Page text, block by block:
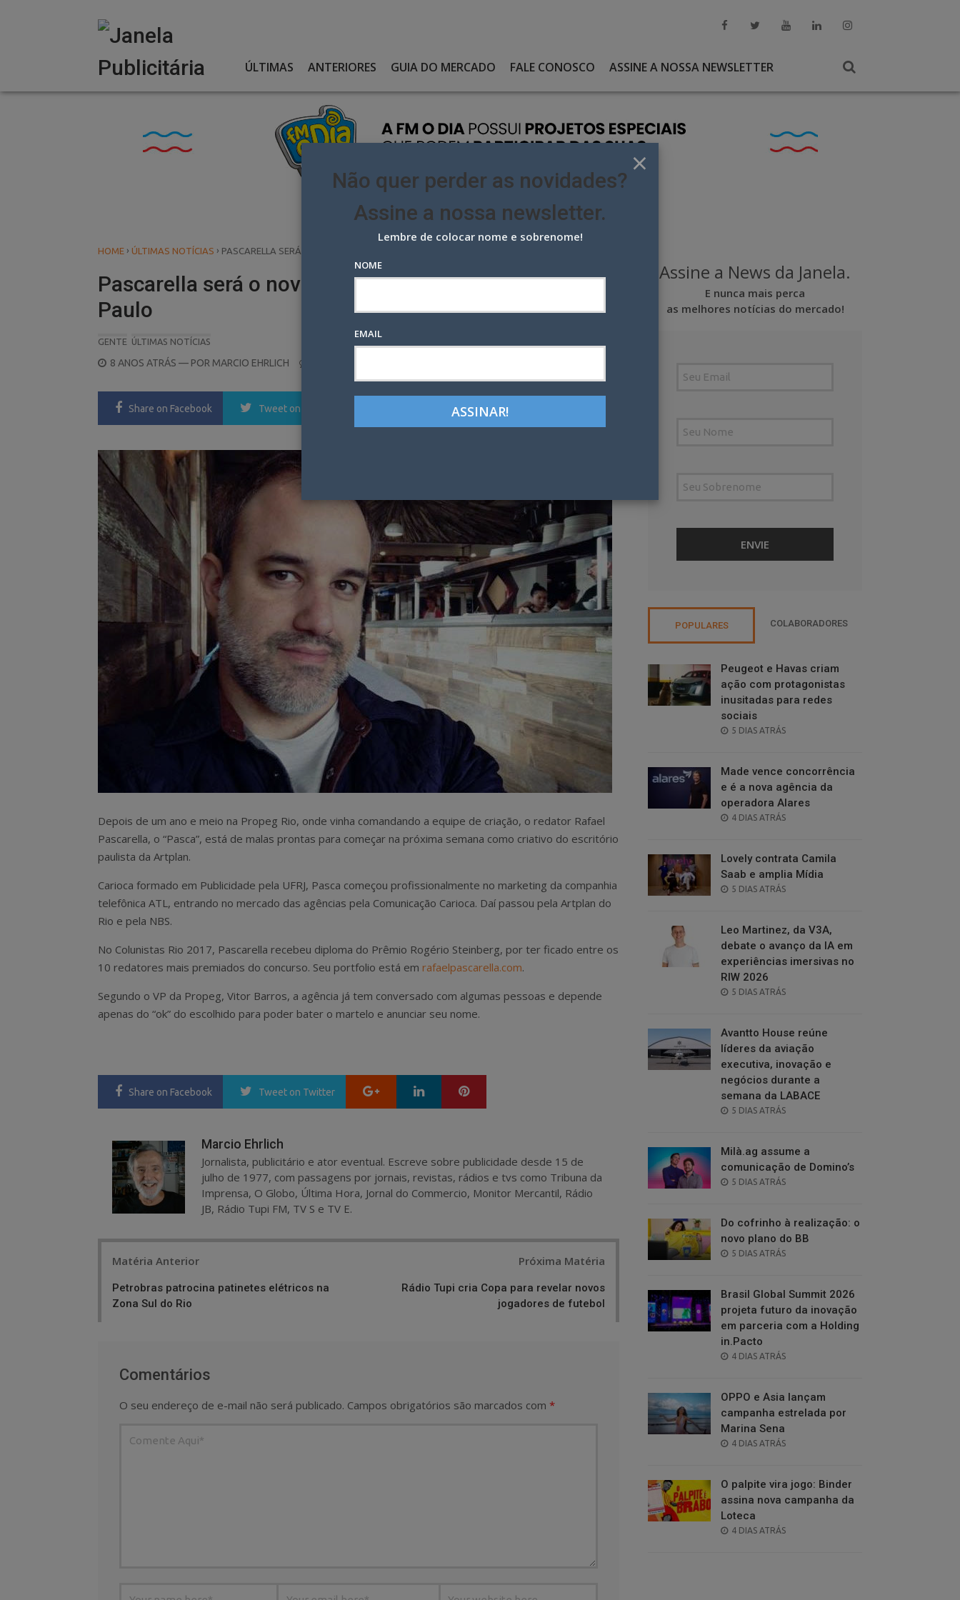
ÚLTIMAS ANTERIORES GUIA DO MERCADO FALE CONOSCO ASSINE A NOSSA NEWSLETTER
HOME › ÚLTIMAS NOTÍCIAS › PASCARELLA SERÁ O NOVO REFORÇO DA ARTPLAN EM SÃO PAULO
Pascarella será o novo reforço da Artplan em São
Paulo
GENTE ÚLTIMAS NOTÍCIAS
POSTED
8 ANOS ATRÁS — POR MARCIO EHRLICH
Share on Facebook Tweet on Twitter LinkedIn Pinterest
Depois de um ano e meio na Propeg Rio, onde vinha comandando a equipe de criação, o redator Rafael
Pascarella, o “Pasca”, está de malas prontas para começar na próxima semana como criativo do escritório
paulista da Artplan.
Carioca formado em Publicidade pela UFRJ, Pasca começou profissionalmente no marketing da companhia
telefônica ATL, entrando no mercado das agências pela Comunicação Carioca. Daí passou pela Artplan do
Rio e pela NBS.
No Colunistas Rio 2017, Pascarella recebeu diploma do Prêmio Rogério Steinberg, por ter ficado entre os
10 redatores mais premiados do concurso. Seu portfolio está em rafaelpascarella.com.
Segundo o VP da Propeg, Vitor Barros, a agência já tem conversado com algumas pessoas e depende
apenas do “ok” do escolhido para poder bater o martelo e anunciar seu nome.
Share on Facebook Tweet on Twitter Google+ LinkedIn
Marcio Ehrlich
Jornalista, publicitário e ator eventual. Escreve sobre publicidade desde 15 de
julho de 1977, com passagens por jornais, revistas, rádios e tvs como Tribuna da
Imprensa, O Globo, Última Hora, Jornal do Commercio, Monitor Mercantil, Rádio
JB, Rádio Tupi FM, TV S e TV E.
Matéria Anterior
Petrobras patrocina patinetes elétricos na
Zona Sul do Rio
Próxima Matéria
Rádio Tupi cria Copa para revelar novos
jogadores de futebol
Comentários
O seu endereço de e-mail não será publicado. Campos obrigatórios são marcados com *
Assine a News da Janela.
E nunca mais perca
as melhores notícias do mercado!
POPULARES COLABORADORES
Peugeot e Havas criam
ação com protagonistas
inusitadas para redes
sociais
POSTED
5 DIAS ATRÁS
Made vence concorrência
e é a nova agência da
operadora Alares
POSTED
4 DIAS ATRÁS
Lovely contrata Camila
Saab e amplia Mídia
POSTED
5 DIAS ATRÁS
Leo Martinez, da V3A,
debate o avanço da IA em
experiências imersivas no
RIW 2026
POSTED
5 DIAS ATRÁS
Avantto House reúne
líderes da aviação
executiva, inovação e
negócios durante a
semana da LABACE
POSTED
5 DIAS ATRÁS
Milà.ag assume a
comunicação de Domino’s
POSTED
5 DIAS ATRÁS
Do cofrinho à realização: o
novo plano do BB
POSTED
5 DIAS ATRÁS
Brasil Global Summit 2026
projeta futuro da inovação
em parceria com a Holding
in.Pacto
POSTED
4 DIAS ATRÁS
OPPO e Asia lançam
campanha estrelada por
Marina Sena
POSTED
4 DIAS ATRÁS
O palpite vira jogo: Binder
assina nova campanha da
Loteca
POSTED
4 DIAS ATRÁS
×
Não quer perder as novidades?
Assine a nossa newsletter.
Lembre de colocar nome e sobrenome!
NOME
EMAIL